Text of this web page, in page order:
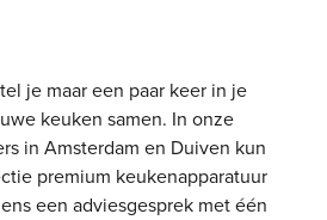
je maar een paar keer in je
keuken samen. In onze
in Amsterdam en Duiven kun
premium keukenapparatuur
een adviesgesprek met één